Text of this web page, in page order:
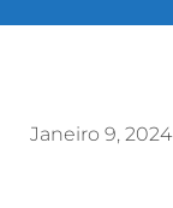
Janeiro 9, 2024